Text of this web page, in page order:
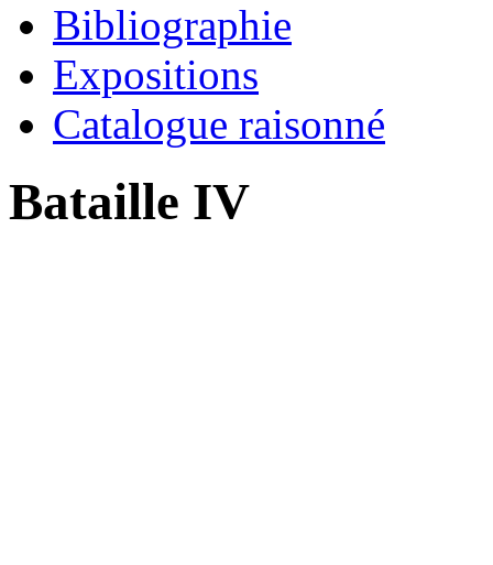
Bibliographie
Expositions
Catalogue raisonné
Bataille IV